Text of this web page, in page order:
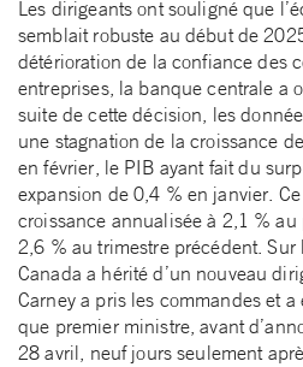
Les dirigeants ont souligné que
semblait robuste au début de
détérioration de la confiance des
entreprises, la banque centrale a
suite de cette décision, les
une stagnation de la croissance
en février, le PIB ayant fait du
expansion de 0,4 % en janvier.
croissance annualisée à 2,1 %
2,6 % au trimestre précédent.
Canada a hérité d’un nouveau
Carney a pris les commandes et a
que premier ministre, avant
28 avril, neuf jours seulement